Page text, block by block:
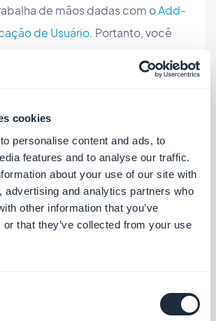
cookies
personalise content and ads, to
features and to analyse our traffic.
about your use of our site with
advertising and analytics partners who
other information that you’ve
or that they’ve collected from your use
de mãos dadas com oAdd-
de Usuário. Portanto, você
atualização.
basta ir ao menu:
Usuários > Configurações > Perfil do